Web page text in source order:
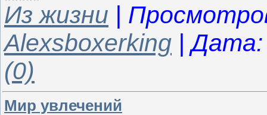
Из жизни |
Alexsboxerking |Дата:
(0)
Мир увлечений